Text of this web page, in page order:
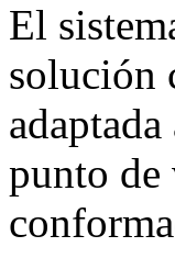
El
solución
punto de